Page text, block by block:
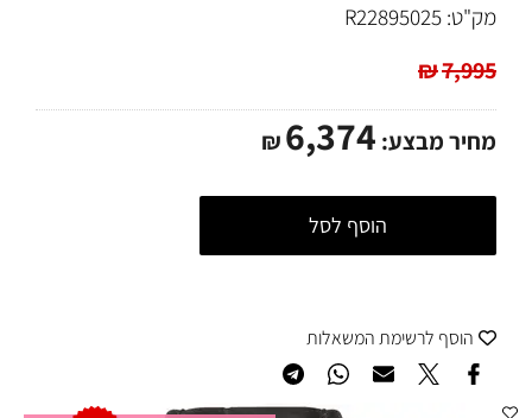
מק"ט: R22895025
₪7,995
מחיר מבצע: ₪6,374
הוסף לסל
הוסף לרשימת המשאלות